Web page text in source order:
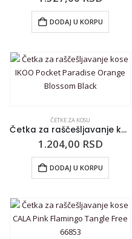
DODAJ U KORPU
ČETKE ZA KOSU
Četka za raščešljavanje kose IKOO Pocket Paradise Orange Blossom Black
1.204,00 RSD
DODAJ U KORPU